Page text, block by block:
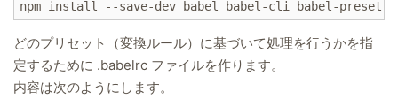
npm install --save-dev babel babel-cli babel-preset-
どのプリセット（変換ルール）に基づいて処理を行うかを指
定するために .babelrc ファイルを作ります。
内容は次のようにします。